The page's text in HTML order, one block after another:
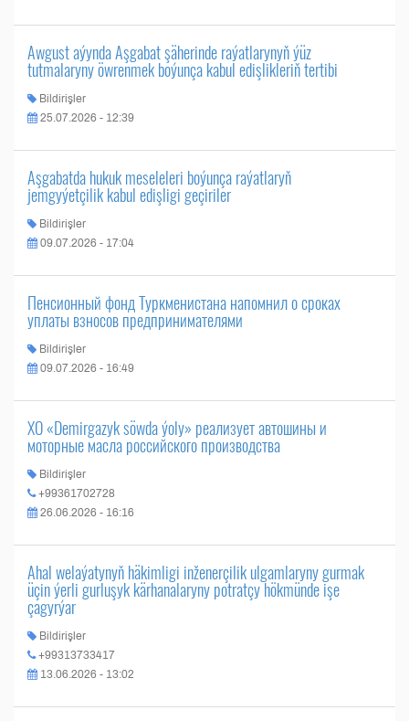
Awgust aýynda Aşgabat şäherinde raýatlarynyň ýüz
tutmalaryny öwrenmek boýunça kabul edişlikleriň tertibi
Bildirişler
25.07.2026 - 12:39
Aşgabatda hukuk meseleleri boýunça raýatlaryň
jemgyýetçilik kabul edişligi geçiriler
Bildirişler
09.07.2026 - 17:04
Пенсионный фонд Туркменистана напомнил о сроках
уплаты взносов предпринимателями
Bildirişler
09.07.2026 - 16:49
ХО «Demirgazyk söwda ýoly» реализует автошины и
моторные масла российского производства
Bildirişler
+99361702728
26.06.2026 - 16:16
Ahal welaýatynyň häkimligi inženerçilik ulgamlaryny gurmak
üçin ýerli gurluşyk kärhanalaryny potratçy hökmünde işe
çagyrýar
Bildirişler
+99313733417
13.06.2026 - 13:02